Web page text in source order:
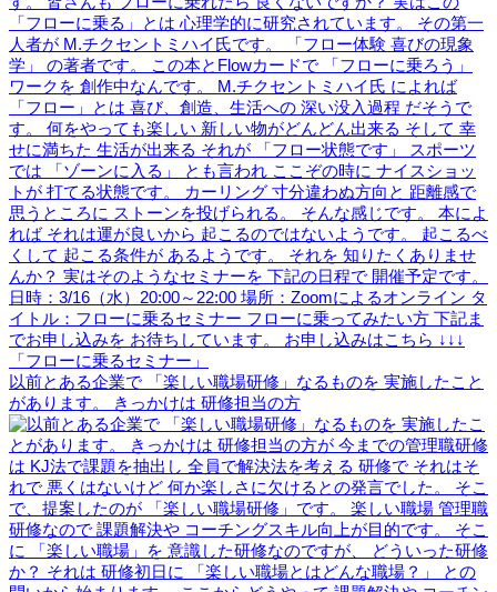
以前とある企業で 「楽しい職場研修」なるものを 実施したこと
があります。 きっかけは 研修担当の方